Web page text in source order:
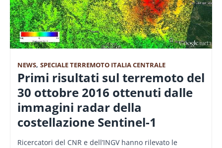
NEWS, SPECIALE TERREMOTO ITALIA CENTRALE
Primi risultati sul terremoto del
30 ottobre 2016 ottenuti dalle
immagini radar della
costellazione Sentinel-1
Ricercatori del CNR e dell’INGV hanno rilevato le